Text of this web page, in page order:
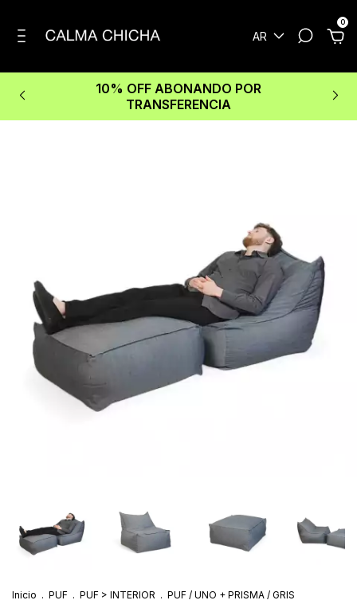
AR
0
10% OFF ABONANDO POR
TRANSFERENCIA
Inicio . PUF . PUF > INTERIOR . PUF / UNO + PRISMA / GRIS